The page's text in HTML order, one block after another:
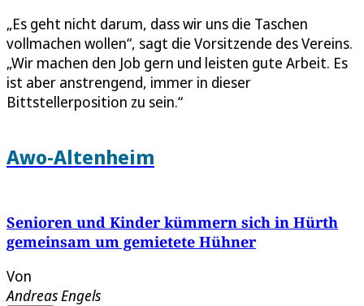
„Es geht nicht darum, dass wir uns die Taschen
vollmachen wollen“, sagt die Vorsitzende des Vereins.
„Wir machen den Job gern und leisten gute Arbeit. Es
ist aber anstrengend, immer in dieser
Bittstellerposition zu sein.“
Awo-Altenheim
Senioren und Kinder kümmern sich in Hürth
gemeinsam um gemietete Hühner
Von
Andreas Engels